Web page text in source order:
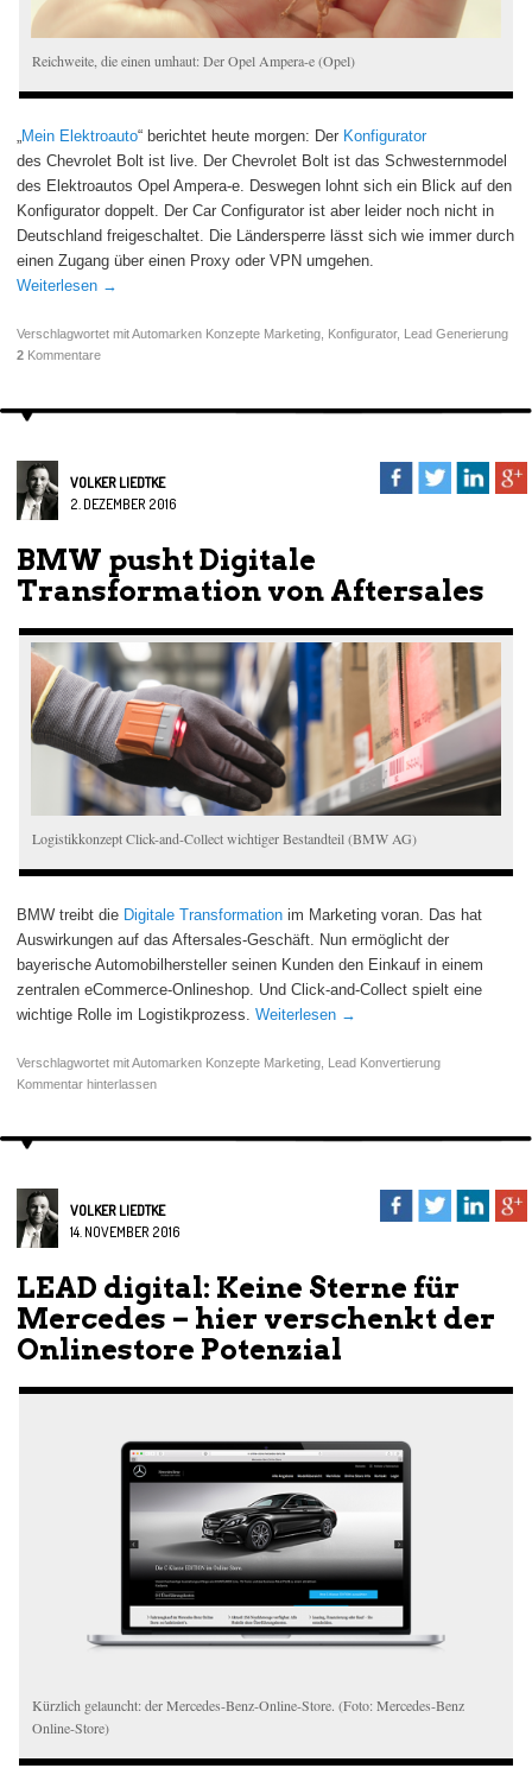
Reichweite, die einen umhaut: Der Opel Ampera-e (Opel)
„Mein Elektroauto“ berichtet heute morgen: Der Konfigurator
des Chevrolet Bolt ist live. Der Chevrolet Bolt ist das Schwesternmodel
des Elektroautos Opel Ampera-e. Deswegen lohnt sich ein Blick auf den
Konfigurator doppelt. Der Car Configurator ist aber leider noch nicht in
Deutschland freigeschaltet. Die Ländersperre lässt sich wie immer durch
einen Zugang über einen Proxy oder VPN umgehen.
Weiterlesen →
Verschlagwortet mitAutomarken Konzepte Marketing Konfigurator,
Lead Generierung
2 Kommentare
VOLKER LIEDTKE
2. DEZEMBER 2016
BMW pusht Digitale
Transformation von Aftersales
Logistikkonzept Click-and-Collect wichtiger Bestandteil (BMW AG)
BMW treibt die Digitale Transformation im Marketing voran. Das hat
Auswirkungen auf das Aftersales-Geschäft. Nun ermöglicht der
bayerische Automobilhersteller seinen Kunden den Einkauf in einem
zentralen eCommerce-Onlineshop. Und Click-and-Collect spielt eine
wichtige Rolle im Logistikprozess. Weiterlesen →
Verschlagwortet mitAutomarken Konzepte Marketing Lead Konvertierung
Kommentar hinterlassen
VOLKER LIEDTKE
14. NOVEMBER 2016
LEAD digital: Keine Sterne für
Mercedes – hier verschenkt der
Onlinestore Potenzial
Kürzlich gelauncht: der Mercedes-Benz-Online-Store. (Foto: Mercedes-Benz
Online-Store)